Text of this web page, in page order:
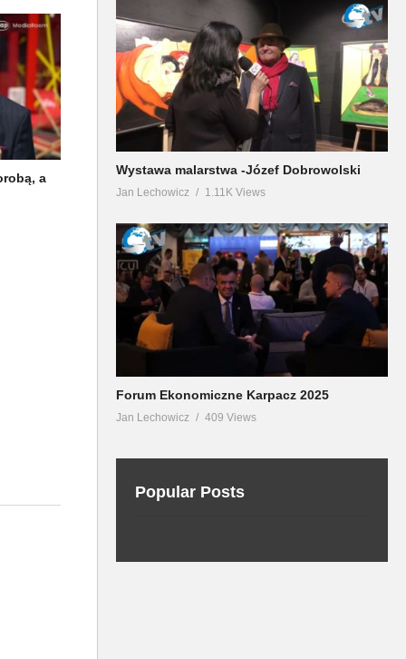
a
Wystawa malarstwa -Józef Dobrowolski
Jan Lechowicz 1.11K Views
Forum Ekonomiczne Karpacz 2025
Jan Lechowicz 409 Views
Popular Posts